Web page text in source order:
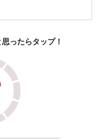
ったらタップ！